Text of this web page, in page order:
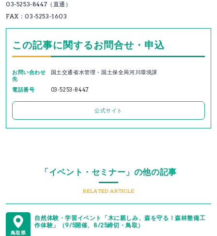
03-5253-8447（直通）
FAX：03-5253-1603
この記事に関するお問合せ・申込
お問い合わせ
先
国土交通省水管理・国土保全局河川環境課
電話番号 03-5253-8447
公式サイト
「イベント・セミナー」の他の記事
RELATED ARTICLE
鳥取県
自然体験・学習イベント「木に親しみ、森を守る！森林整備工
作体験」（9/5開催、8/25締切・鳥取）